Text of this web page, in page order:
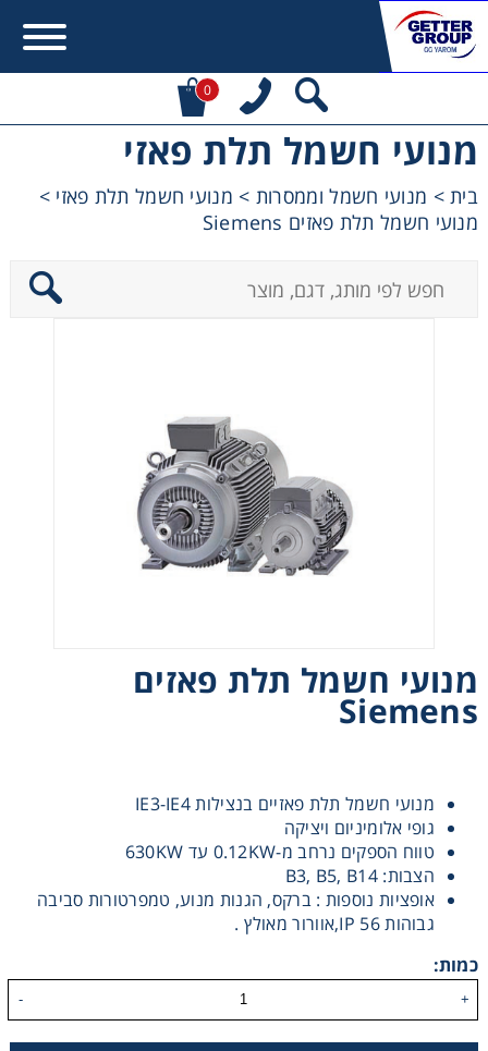
0
מנועי חשמל תלת פאזי
בית> מנועי חשמל וממסרות > מנועי חשמל תלת פאזי >
מנועי חשמל תלת פאזים Siemens
מנועי חשמל תלת פאזים
Siemens
מנועי חשמל תלת פאזיים בנצילות IE3-IE4
גופי אלומיניום ויציקה
טווח הספקים נרחב מ-0.12KW עד 630KW
הצבות: B3, B5, B14
אופציות נוספות : ברקס, הגנות מנוע, טמפרטורות סביבה
גבוהות IP 56,אוורור מאולץ .
כמות:
+
-
Error:Contact form not found.
מעונין לקבל הצעת מחיר או מידע עבור:
מקשרים, מצמדים ובלמים
שרשראות, גלגלי שרשרת וגלגלי שיניים
רצועות וי, רצועות תזמון וגלגלים
פיקוד ובקרה